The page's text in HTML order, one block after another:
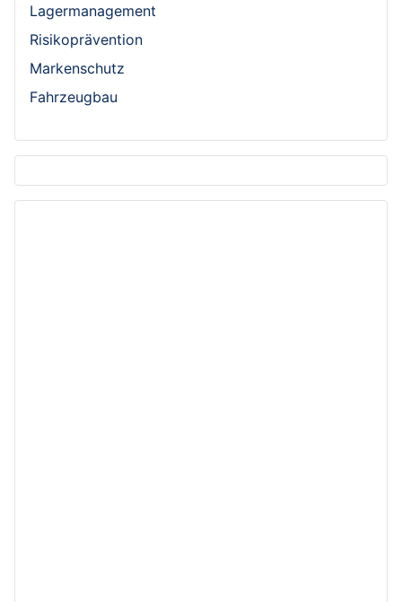
Lagermanagement
Risikoprävention
Markenschutz
Fahrzeugbau